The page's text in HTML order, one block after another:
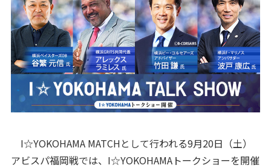
I☆YOKOHAMA MATCHとして行われる9月20日（土）
アビスパ福岡戦では、I☆YOKOHAMAトークショーを開催